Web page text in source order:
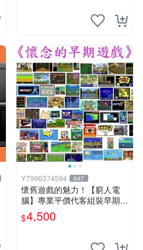
Y7996374594 647
懷舊遊戲的魅力！【窮人電
腦】專業平價代客組裝早期W
indows98/95/DOS遊戲機---
專業首選！
$4,500